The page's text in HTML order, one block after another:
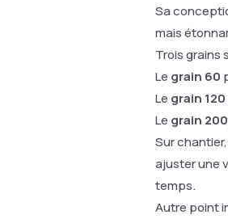
Sa
mais
Trois grains
Le grain 60
Le grain 120
Le grain 200
Sur
ajuster une
temps.
Autre point